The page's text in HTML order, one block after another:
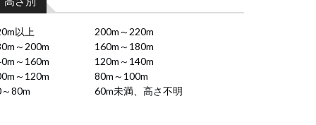
以上
200m～220m
～200m
160m～180m
～160m
120m～140m
～120m
80m～100m
80m
60m未満、高さ不明